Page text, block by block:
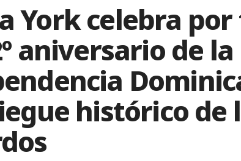
York celebra
aniversario de la
histórico de